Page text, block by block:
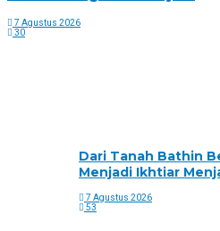
7 Agustus 2026
30
Dari Tanah Bathin
Menjadi Ikhtiar
7 Agustus 2026
53